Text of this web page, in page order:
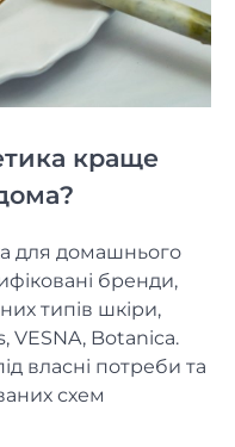
краще
для домашнього
бренди,
типів шкіри,
VESNA, Botanica.
власні потреби та
схем